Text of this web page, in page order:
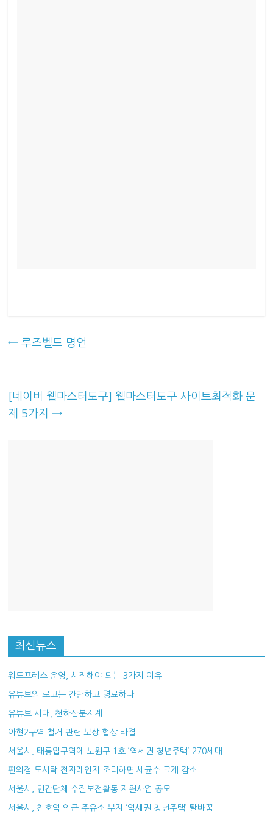
← 루즈벨트 명언
[네이버 웹마스터도구] 웹마스터도구 사이트최적화 문
제 5가지→
최신뉴스
워드프레스 운영, 시작해야 되는 3가지 이유
유튜브의 로고는 간단하고 명료하다
유튜브 시대, 천하삼분지계
아현2구역 철거 관련 보상 협상 타결
서울시, 태릉입구역에 노원구 1호 ‘역세권 청년주택’ 270세대
편의점 도시락 전자레인지 조리하면 세균수 크게 감소
서울시, 민간단체 수질보전활동 지원사업 공모
서울시, 천호역 인근 주유소 부지 ‘역세권 청년주택’ 탈바꿈